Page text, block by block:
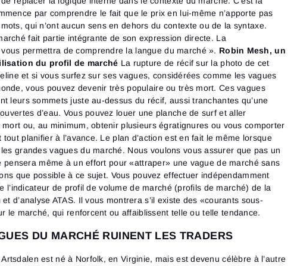
par comprendre le fait que le prix en lui-même n’apporte pas
qui n’ont aucun sens en dehors du contexte ou de la syntaxe.
fait partie intégrante de son expression directe. La
permettra de comprendre la langue du marché ». Robin Mesh, un
du profil de marché La rupture de récif sur la photo de cet
et si vous surfez sur ses vagues, considérées comme les vagues
vous pouvez devenir très populaire ou très mort. Ces vagues
leurs sommets juste au-dessus du récif, aussi tranchantes qu’une
d’eau. Vous pouvez louer une planche de surf et aller
ou, au minimum, obtenir plusieurs égratignures ou vous comporter
planifier à l’avance. Le plan d’action est en fait le même lorsque
grandes vagues du marché. Nous voulons vous assurer que pas un
pensera même à un effort pour «attraper» une vague de marché sans
que possible à ce sujet. Vous pouvez effectuer indépendamment
l’indicateur de profil de volume de marché (profils de marché) de la
d’analyse ATAS. Il vous montrera s’il existe des «courants sous-
le marché, qui renforcent ou affaiblissent telle ou telle tendance.
DU MARCHÉ RUINENT LES TRADERS
est né à Norfolk, en Virginie, mais est devenu célèbre à l’autre